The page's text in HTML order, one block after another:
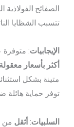
الصفائح
تتسبب الشظايا
الإيجابيات:
أكثر بأسعار معقولة
متينة بشكل
توفر حماية
السلبيات: أثقل من